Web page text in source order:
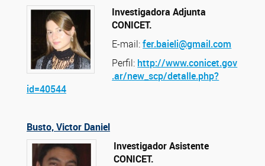
Investigadora Adjunta
CONICET.
E-mail:fer.baieli@gmail.com
Perfil: http://www.conicet.gov
.ar/new_scp/detalle.php?
id=40544
Busto, Victor Daniel
Investigador Asistente
CONICET.